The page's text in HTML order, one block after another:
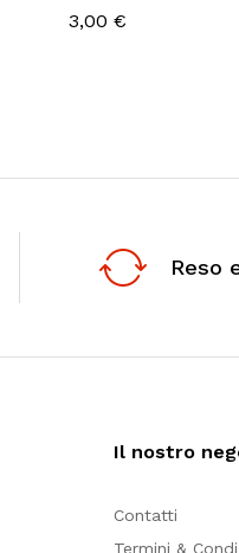
3,00 €
Reso
Il nostro
Contatti
Termini &